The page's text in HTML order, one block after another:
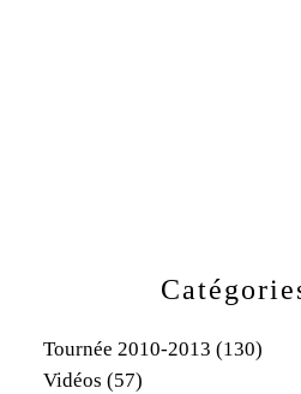
Tournée 2010-2013 (130)
Vidéos (57)